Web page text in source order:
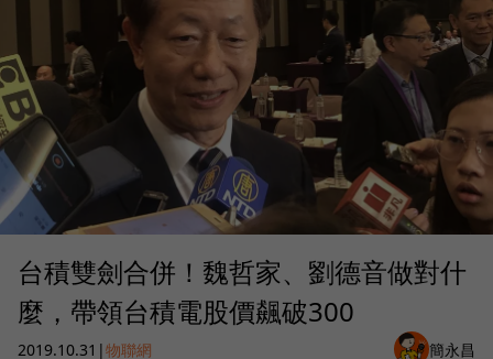
台積雙劍合併！魏哲家、劉德音做對什
麼，帶領台積電股價飆破300
2019.10.31 |物聯網 簡永昌